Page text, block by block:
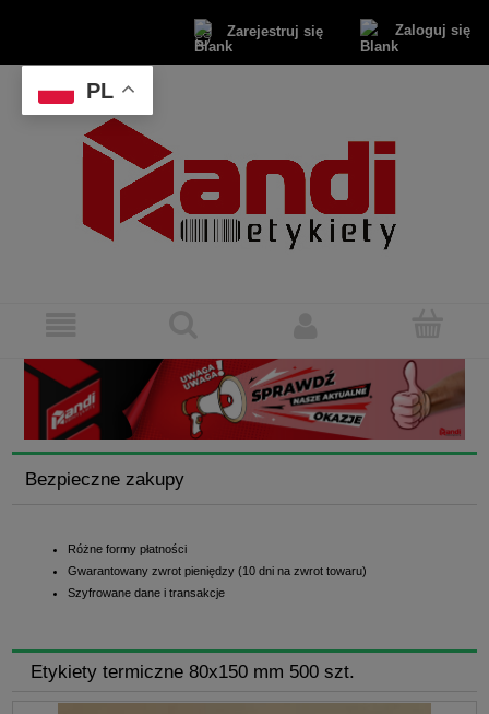
Zarejestruj się Zaloguj się
Bezpieczne zakupy
Różne formy płatności
Gwarantowany zwrot pieniędzy (10 dni na zwrot towaru)
Szyfrowane dane i transakcje
Etykiety termiczne 80x150 mm 500 szt.
PL